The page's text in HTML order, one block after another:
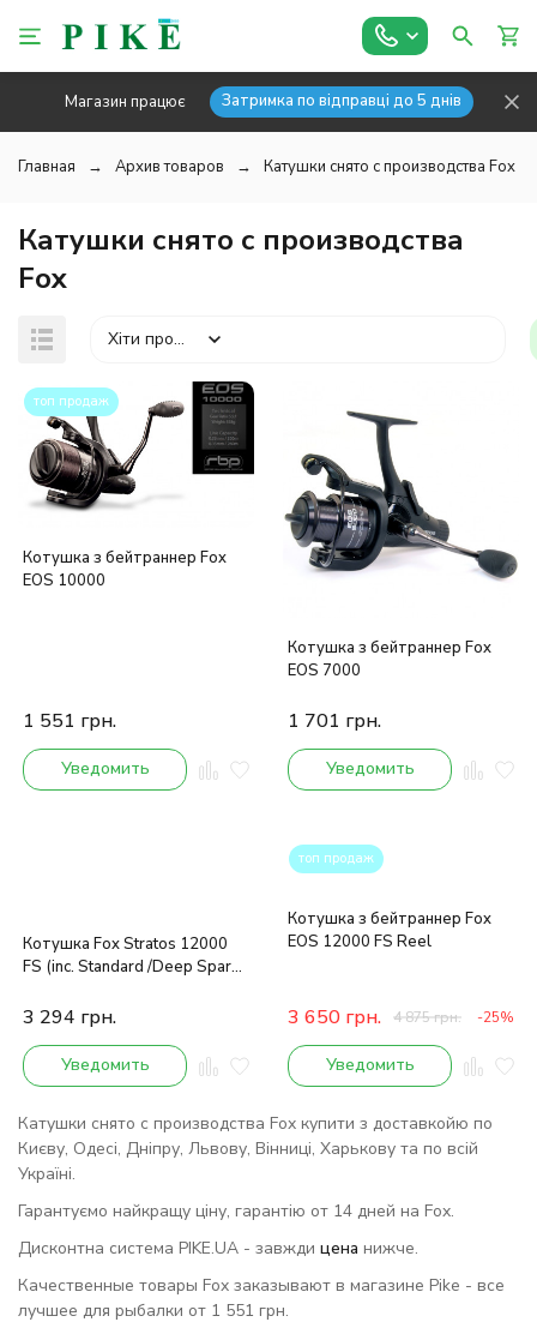
Магазин працює Затримка по відправці до 5 днів
Главная Архив товаров Катушки снято с производства Fox
Катушки снято с производства
Fox
Хіти продажів
топ продаж
Котушка з бейтраннер Fox
EOS 10000
1 551 грн.
Уведомить
Котушка з бейтраннер Fox
EOS 7000
1 701 грн.
Уведомить
Котушка Fox Stratos 12000
FS (inc. Standard /Deep Spare
3 294 грн.
Уведомить
топ продаж
Котушка з бейтраннер Fox
EOS 12000 FS Reel
3 650 грн. 4 875грн. -25%
Уведомить
Катушки снято с производства Fox купити з доставкойю по
Києву, Одесі, Дніпру, Львову, Вінниці, Харькову та по всій
Україні.
Гарантуємо найкращу ціну, гарантію от 14 дней на Fox.
Дисконтна система PIKE.UA - завжди цена нижче.
Качественные товары Fox заказывают в магазине Pike - все
лучшее для рыбалки от 1 551 грн.